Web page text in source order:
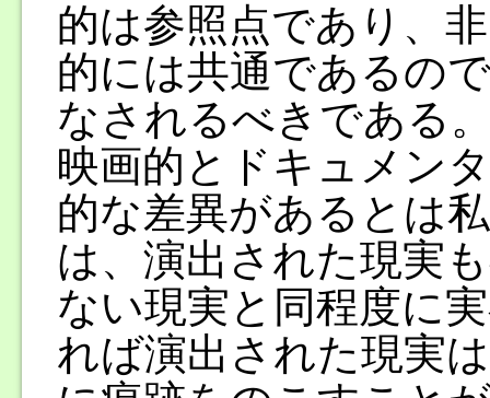
的は参照点であり、
的には共通であるの
なされるべきである
映画的とドキュメン
的な差異があるとは
は、演出された現実
ない現実と同程度に
れば演出された現実